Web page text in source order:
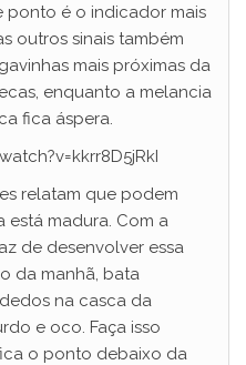
ponto é o indicador mais
outros sinais também
mais próximas da
enquanto a melancia
fica áspera.
relatam que podem
está madura. Com a
de desenvolver essa
da manhã, bata
na casca da
e oco. Faça isso
o ponto debaixo da